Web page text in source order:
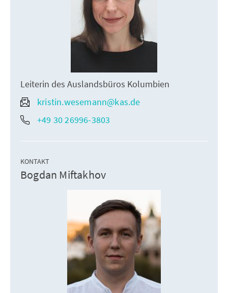
Leiterin des Auslandsbüros Kolumbien
kristin.wesemann@kas.de
+49 30 26996-3803
KONTAKT
Bogdan Miftakhov